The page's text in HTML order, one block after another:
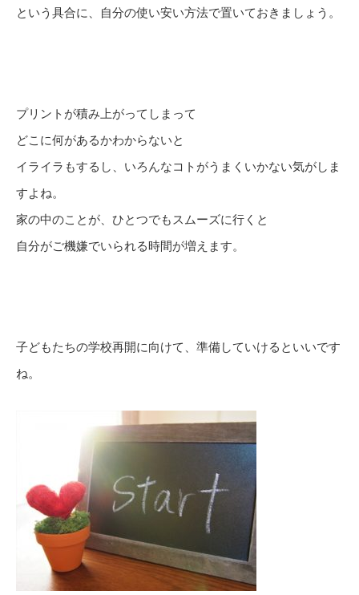
という具合に、自分の使い安い方法で置いておきましょう。
プリントが積み上がってしまって
どこに何があるかわからないと
イライラもするし、いろんなコトがうまくいかない気がしま
すよね。
家の中のことが、ひとつでもスムーズに行くと
自分がご機嫌でいられる時間が増えます。
子どもたちの学校再開に向けて、準備していけるといいです
ね。